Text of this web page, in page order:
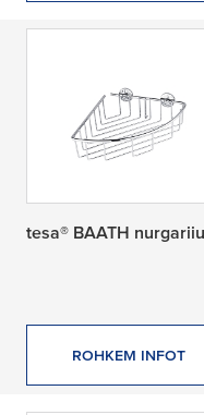
tesa® BAATH
ROHKEM INFOT